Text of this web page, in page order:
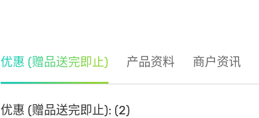
优惠 (赠品送完即止) 产品资料 商户资讯
优惠 (赠品送完即止): (2)